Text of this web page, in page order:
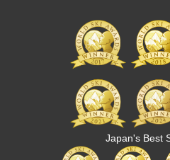
Japan's Best